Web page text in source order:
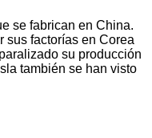
se fabrican en China.
sus factorías en Corea
su producción
también se han visto